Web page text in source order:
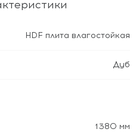
HDF плита влагостойкая
Дуб
1380 мм